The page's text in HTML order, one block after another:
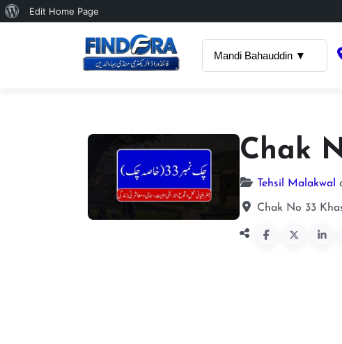
About
Edit Home Page
Mandi Bahauddin ▼
Chak
Tehsil Malakwal
Chak No 33